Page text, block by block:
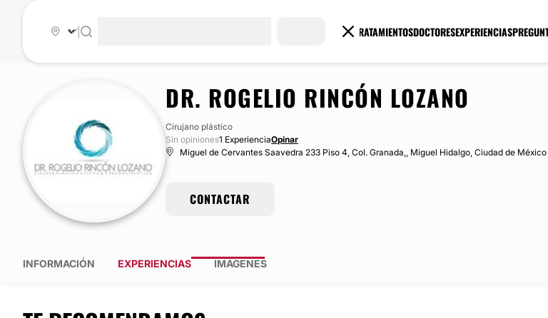
TRATAMIENTOSDOCTORESEXPERIENCIAS
DR. ROGELIO RINCÓN LOZANO
Cirujano plástico
Sin opiniones1 ExperienciaOpinar
Miguel de Cervantes Saavedra 233 Piso 4, Col. Granada,, Miguel Hidalgo, Ciudad de México
CONTACTAR
INFORMACIÓN EXPERIENCIAS IMÁGENES